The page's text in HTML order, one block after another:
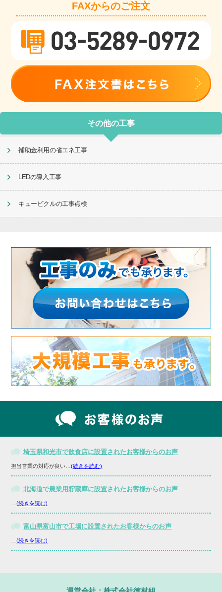
FAXからのご注文
その他の工事
補助金利用の省エネ工事
LEDの導入工事
キュービクルの工事点検
埼玉県和光市で飲食店に設置されたお客様からのお声
担当営業の対応が良い…(続きを読む)
北海道で農業用貯蔵庫に設置されたお客様からのお声
…(続きを読む)
富山県富山市で工場に設置されたお客様からのお声
…(続きを読む)